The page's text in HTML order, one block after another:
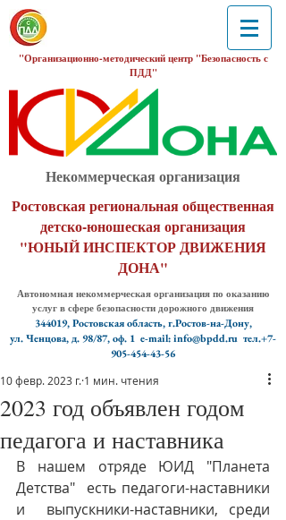
"Организационно-методический центр "Безопасность с
ПДД"
Некоммерческая организация
Ростовская региональная общественная
детско-юношеская организация
"ЮНЫЙ ИНСПЕКТОР ДВИЖЕНИЯ
ДОНА"
Автономная некоммерческая организация по оказанию
услуг в сфере безопасности дорожного движения
344019, Ростовская область, г.Ростов-на-Дону,
ул. Ченцова, д. 98/87, оф. 1 e-mail: info@bpdd.ru тел.+7-
905-454-43-56
2023 год объявлен годом
педагога и наставника
10 февр. 2023 г. 1 мин. чтения
В нашем отряде ЮИД "Планета
Детства"  есть педагоги-наставники
и  выпускники-наставники, среди